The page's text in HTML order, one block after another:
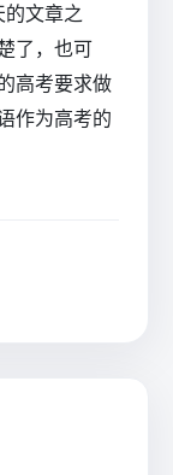
的文章之
了，也可
高考要求做
作为高考的